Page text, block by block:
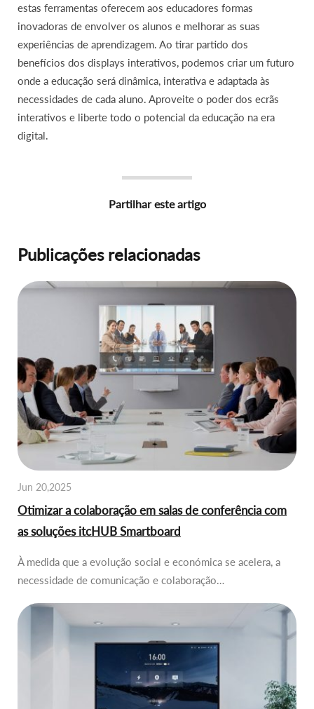
estas ferramentas oferecem aos educadores formas
inovadoras de envolver os alunos e melhorar as suas
experiências de aprendizagem. Ao tirar partido dos
benefícios dos displays interativos, podemos criar um futuro
onde a educação será dinâmica, interativa e adaptada às
necessidades de cada aluno. Aproveite o poder dos ecrãs
interativos e liberte todo o potencial da educação na era
digital.
Partilhar este artigo
Publicações relacionadas
Jun 20,2025
Otimizar a colaboração em salas de conferência com
as soluções itcHUB Smartboard
À medida que a evolução social e económica se acelera, a
necessidade de comunicação e colaboração…